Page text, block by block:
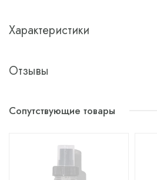
Характеристики
Отзывы
Сопутствующие товары